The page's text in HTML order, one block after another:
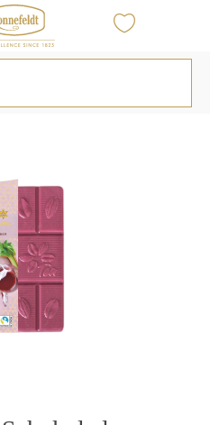
Bete Rhabarber